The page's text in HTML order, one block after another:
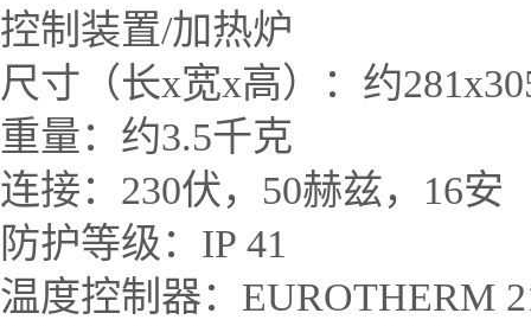
控制装置/加热炉
尺寸（长x宽x高）：约
重量：约3.5千克
连接： 230伏， 50赫兹， 16安
防护等级： IP 41
温度控制器： EUROTHERM